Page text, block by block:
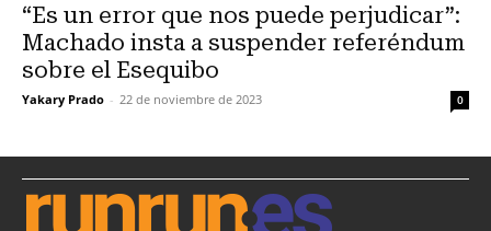
“Es un error que nos puede perjudicar”:
Machado insta a suspender referéndum
sobre el Esequibo
Yakary Prado - 22 de noviembre de 2023 0